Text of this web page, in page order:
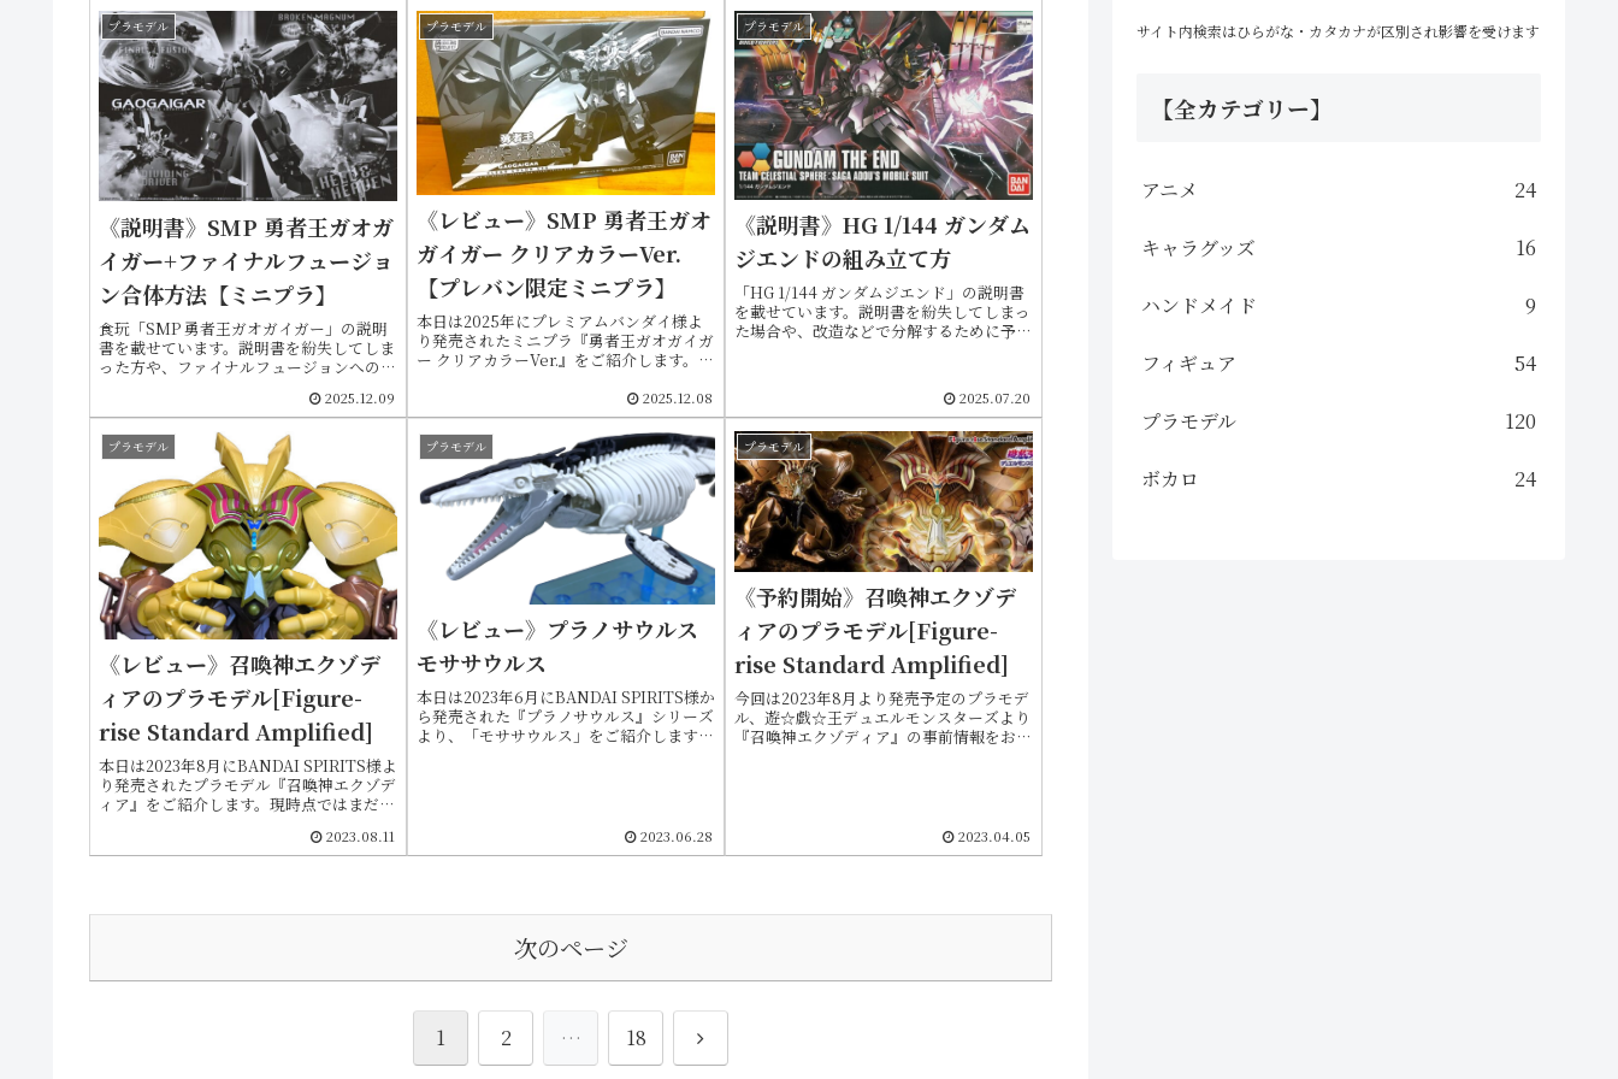
プラモデル
《説明書》SMP 勇者王ガオガ
イガー+ファイナルフュージョ
ン合体方法【ミニプラ】
食玩「SMP 勇者王ガオガイガー」の説明
書を載せています。説明書を紛失してしま
った方や、ファイナルフュージョンへの合
2025.12.09
プラモデル
《レビュー》SMP 勇者王ガオ
ガイガー クリアカラーVer.
【プレバン限定ミニプラ】
本日は2025年にプレミアムバンダイ様よ
り発売されたミニプラ『勇者王ガオガイガ
ー クリアカラーVer.』をご紹介します。
ーミニプラ 勇者王ガオガイガー」シリー
ズです
2025.12.08
プラモデル
《説明書》HG 1/144 ガンダム
ジエンドの組み立て方
「HG 1/144 ガンダムジエンド」の説明書
を載せています。説明書を紛失してしまっ
た場合や、改造などで分解するために予め
2025.07.20
プラモデル
《レビュー》召喚神エクゾデ
ィアのプラモデル[Figure-
rise Standard Amplified]
本日は2023年8月にBANDAI SPIRITS様よ
り発売されたプラモデル『召喚神エクゾデ
ィア』をご紹介します。現時点ではまだ在
討していただけたらと思います
（2023/08/11）。補足ですが本作のモデ
2023.08.11
プラモデル
《レビュー》プラノサウルス
モササウルス
本日は2023年6月にBANDAI SPIRITS様か
ら発売された『プラノサウルス』シリーズ
より、「モササウルス」をご紹介します。
2023.06.28
プラモデル
《予約開始》召喚神エクゾデ
ィアのプラモデル[Figure-
rise Standard Amplified]
今回は2023年8月より発売予定のプラモデ
ル、遊☆戯☆王デュエルモンスターズより
『召喚神エクゾディア』の事前情報をお伝
2023.04.05
次のページ
1 2 … 18
次
サイト内検索はひらがな・カタカナが区別され影響を受けます
【全カテゴリー】
アニメ 24
キャラグッズ 16
ハンドメイド 9
フィギュア 54
プラモデル 120
ボカロ 24